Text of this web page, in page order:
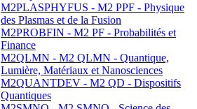
M2PLASPHYFUS - M2 PPF - Physique
des Plasmas et de la Fusion
M2PROBFIN - M2 PF - Probabilités et
Finance
M2QLMN - M2 QLMN - Quantique,
Lumière, Matériaux et Nanosciences
M2QUANTDEV - M2 QD - Dispositifs
Quantiques